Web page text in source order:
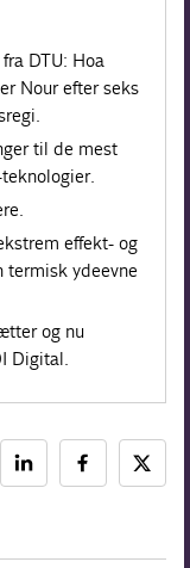
DTU: Hoa
Nour efter seks
til de mest
effekt- og
ydeevne
og nu
Digital.